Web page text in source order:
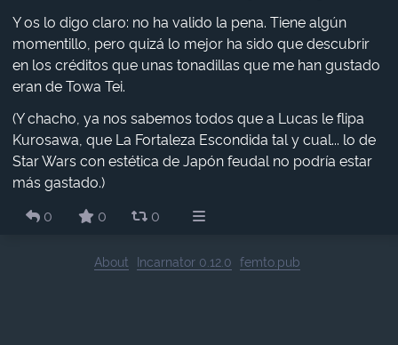
Y os lo digo claro: no ha valido la pena. Tiene algún
momentillo, pero quizá lo mejor ha sido que descubrir
en los créditos que unas tonadillas que me han gustado
eran de Towa Tei.
(Y chacho, ya nos sabemos todos que a Lucas le flipa
Kurosawa, que La Fortaleza Escondida tal y cual... lo de
Star Wars con estética de Japón feudal no podría estar
más gastado.)
0
0 0
About Incarnator 0.12.0 femto.pub